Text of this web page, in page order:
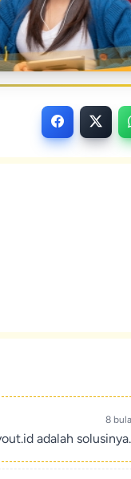
8
adalah solusinya.